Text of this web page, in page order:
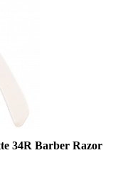
34R Barber Razor